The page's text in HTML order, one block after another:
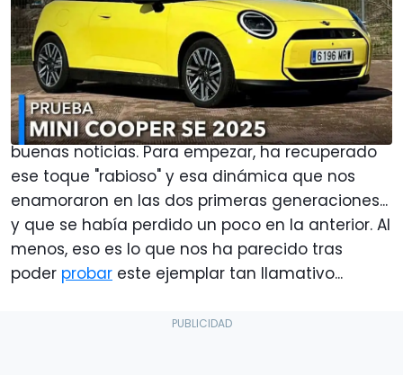
Añadir Motor1.com como
fuente preferida en Google
La nueva generación delMINI, la cuarta bajo el
paraguas del GrupoBMW, viene cargada de
buenas noticias. Para empezar, ha recuperado
ese toque "rabioso" y esa dinámica que nos
enamoraron en las dos primeras generaciones...
y que se había perdido un poco en la anterior. Al
menos, eso es lo que nos ha parecido tras
poder probar este ejemplar tan llamativo...